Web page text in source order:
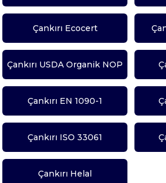
Çankırı Ecocert
Çankırı USDA Organik NOP
Çankırı EN 1090-1
Çankırı ISO 33061
Çankırı Helal